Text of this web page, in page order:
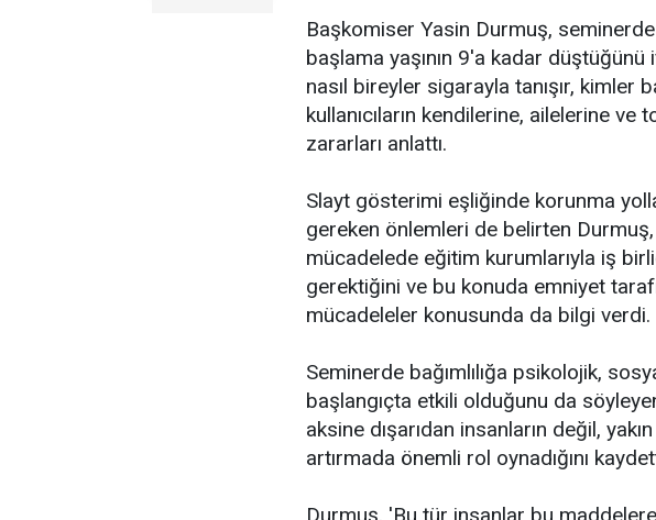
Başkomiser Yasin Durmuş,
başlama yaşının 9'a kadar
nasıl bireyler sigarayla tanışır, kimler
kullanıcıların kendilerine, ailelerine
zararları anlattı.
Slayt gösterimi eşliğinde korunma
gereken önlemleri de belirten Durmuş,
mücadelede eğitim kurumlarıyla iş
gerektiğini ve bu konuda emniyet
mücadeleler konusunda da bilgi verdi.
Seminerde bağımlılığa psikolojik,
başlangıçta etkili olduğunu da
aksine dışarıdan insanların değil, yakın
artırmada önemli rol oynadığını